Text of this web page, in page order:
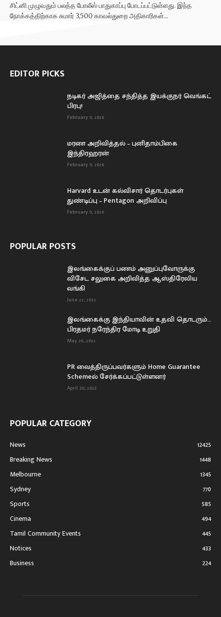
சிட்னி முழுவதும் பலத்த போலீஸ் பாதுகாப்பு போடப்பட்டுள்ளது. இந்த
நோக்கத்திற்காக சுமார் 3,500 காவல்துறை அதிகாரிகள்...
EDITOR PICKS
நடிகர் அஜித்தை சந்தித்த இயக்குநர் வெங்கட்
பிரபு!
February 9, 2026
மரண அறிவித்தல் – புனிதாம்பிகை
இந்திரஹரன்
February 9, 2026
Harvard உடன் கல்விசார் தொடர்புகள்
துண்டிப்பு – Pentagon அறிவிப்பு
February 9, 2026
POPULAR POSTS
இலங்கைக்குப் பணம் அனுப்புவோருக்கு
விசேட சலுகை அறிவித்த ஆஸ்திரேலிய
வங்கி
June 22, 2022
இலங்கைக்கு இந்தியாவின் உதவி தொடரும்…
பிரதமர் நரேந்திர மோடி உறுதி
May 26, 2022
PR வைத்திருப்பவர்களும் Home Guarantee
Schemeல் சேர்க்கப்பட்டுள்ளனர்
April 30, 2023
POPULAR CATEGORY
News
12425
Breaking News
1448
Melbourne
1345
Sydney
770
Sports
585
Cinema
494
Tamil Community Events
445
Notices
433
Business
224